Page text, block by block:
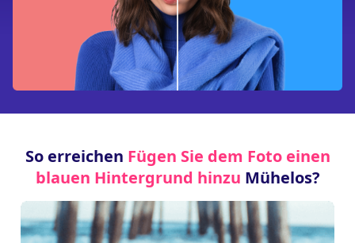
So erreichen Fügen Sie dem Foto einen
blauen Hintergrund hinzu Mühelos?